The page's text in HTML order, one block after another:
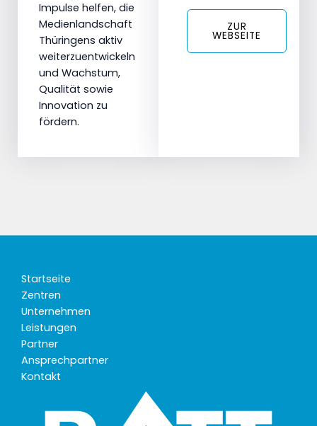
Impulse helfen, die
Medienlandschaft
Thüringens aktiv
weiterzuentwickeln
und Wachstum,
Qualität sowie
Innovation zu
fördern.
ZUR
WEBSEITE
Startseite
Zentren
Unternehmen
Leistungen
Partner
Ansprechpartner
Kontakt